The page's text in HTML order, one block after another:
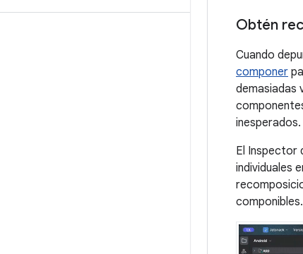
Obtén
Cuando
componer
demasiadas
inesperados.
El Inspector
individuales
componibles.